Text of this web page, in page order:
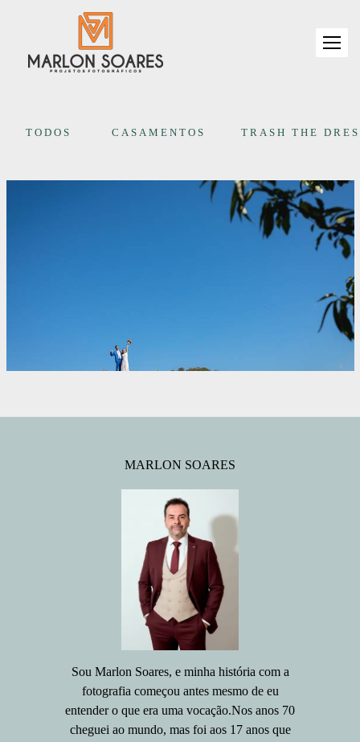
TODOS CASAMENTOS TRASH THE
MARLON SOARES
Sou Marlon Soares, e minha história com a
fotografia começou antes mesmo de eu
entender o que era uma vocação.Nos anos 70
cheguei ao mundo, mas foi aos 17 anos que